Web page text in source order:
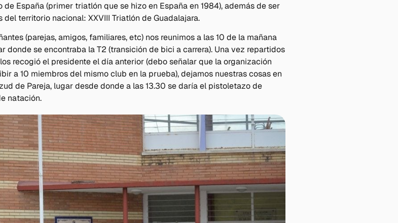
España (primer triatlón que se hizo en España en 1984), además de ser
territorio nacional: XXVIII Triatlón de Guadalajara.
(parejas, amigos, familiares, etc) nos reunimos a las 10 de la mañana
donde se encontraba la T2 (transición de bici a carrera). Una vez repartidos
recogió el presidente el día anterior (debo señalar que la organización
a 10 miembros del mismo club en la prueba), dejamos nuestras cosas en
de Pareja, lugar desde donde a las 13.30 se daría el pistoletazo de
natación.